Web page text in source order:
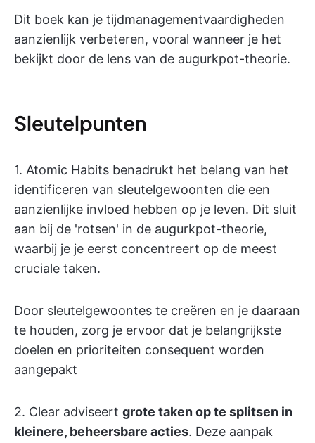
Dit boek kan je tijdmanagementvaardigheden
aanzienlijk verbeteren, vooral wanneer je het
bekijkt door de lens van de augurkpot-theorie.
Sleutelpunten
1. Atomic Habits benadrukt het belang van het
identificeren van sleutelgewoonten die een
aanzienlijke invloed hebben op je leven. Dit sluit
aan bij de 'rotsen' in de augurkpot-theorie,
waarbij je je eerst concentreert op de meest
cruciale taken.
Door sleutelgewoontes te creëren en je daaraan
te houden, zorg je ervoor dat je belangrijkste
doelen en prioriteiten consequent worden
aangepakt
2. Clear adviseert grote taken op te splitsen in
kleinere, beheersbare acties. Deze aanpak